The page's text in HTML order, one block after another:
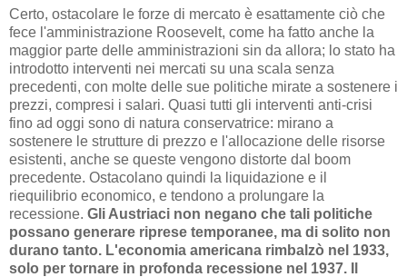
Certo, ostacolare le forze di mercato è esattamente ciò che
fece l'amministrazione Roosevelt, come ha fatto anche la
maggior parte delle amministrazioni sin da allora; lo stato ha
introdotto interventi nei mercati su una scala senza
precedenti, con molte delle sue politiche mirate a sostenere i
prezzi, compresi i salari. Quasi tutti gli interventi anti-crisi
fino ad oggi sono di natura conservatrice: mirano a
sostenere le strutture di prezzo e l'allocazione delle risorse
esistenti, anche se queste vengono distorte dal boom
precedente. Ostacolano quindi la liquidazione e il
riequilibrio economico, e tendono a prolungare la
recessione. Gli Austriaci non negano che tali politiche
possano generare riprese temporanee, ma di solito non
durano tanto. L'economia americana rimbalzò nel 1933,
solo per tornare in profonda recessione nel 1937. Il